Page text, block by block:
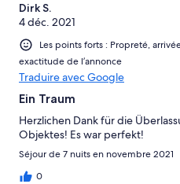
Dirk S.
4 déc. 2021
Les points forts : Propreté,
exactitude de l’annonce
Traduire avec Google
Ein Traum
Herzlichen Dank für die
Objektes! Es war perfekt!
Séjour de 7 nuits en novembre 2021
0